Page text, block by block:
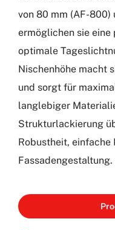
von 80 mm (AF-800)
ermöglichen sie
optimale
Nischenhöhe macht
und sorgt für
langlebiger
Strukturlackierung
Robustheit,
Fassadengestaltung.